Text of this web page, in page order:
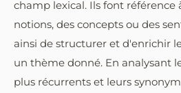
champ lexical. Ils font référence
notions, des concepts ou des
ainsi de structurer et d'enrichir
un thème donné. En analysant
plus récurrents et leurs